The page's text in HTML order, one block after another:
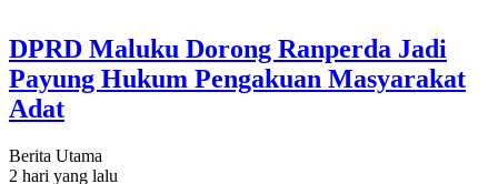
DPRD Maluku Dorong Ranperda Jadi
Payung Hukum Pengakuan Masyarakat
Adat
Berita Utama
2 hari yang lalu